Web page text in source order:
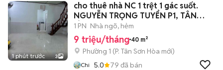
1 phút trước 3
cho thuê nhà NC 1 trệt 1 gác suốt.
NGUYỄN TRỌNG TUYỂN P1, TÂN
BÌNH
1 PN Nhà ngõ, hẻm
9 triệu/tháng 40 m²
Phường 1 (P. Tân Sơn Hòa mới)
Chi 5.0 79 đã bán